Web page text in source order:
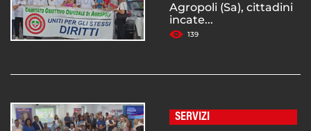
Agropoli (Sa), cittadini
incate...
139
SERVIZI